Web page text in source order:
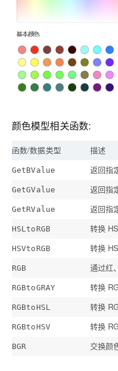
颜色模型相关函数:
函数/数据类型 描述
GetBValue 返回指
GetGValue 返回指
GetRValue 返回指
HSLtoRGB 转换
HSVtoRGB 转换
RGB 通过红
RGBtoGRAY 转换
RGBtoHSL 转换
RGBtoHSV 转换
BGR 交换颜